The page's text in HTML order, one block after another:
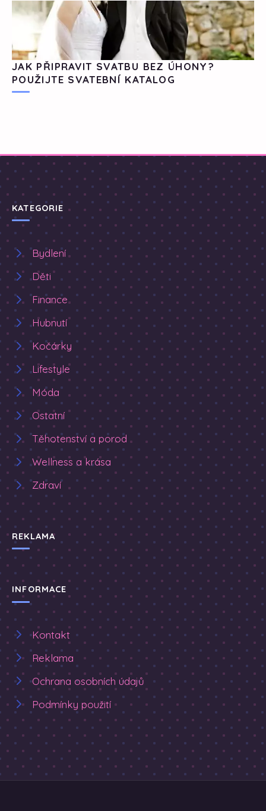
JAK PŘIPRAVIT SVATBU BEZ ÚHONY?
POUŽIJTE SVATEBNÍ KATALOG
KATEGORIE
Bydlení
Děti
Finance
Hubnutí
Kočárky
Lifestyle
Móda
Ostatní
Těhotenství a porod
Wellness a krása
Zdraví
REKLAMA
INFORMACE
Kontakt
Reklama
Ochrana osobních údajů
Podmínky použití